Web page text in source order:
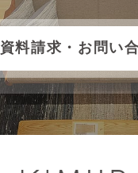
資料請求・お問い